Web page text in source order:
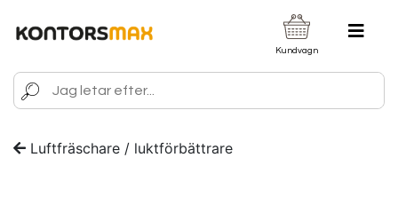
Kundvagn
Luftfräschare / luktförbättrare